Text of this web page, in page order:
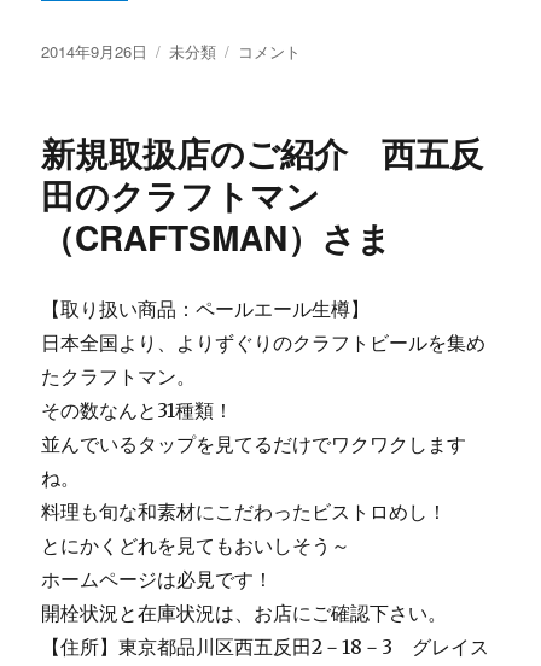
投
2014年9月26日
カ
ー
未分類
JRA60
創
20
周
年
記
し、
馬
で
ア
フ
ス
が
コメント
新規取扱店のご紹介 西五反
田のクラフトマン
（CRAFTSMAN）さま
【取り扱い商品：ペールエール生樽】
日本全国より、よりずぐりのクラフトビールを集め
たクラフトマン。
その数なんと31種類！
並んでいるタップを見てるだけでワクワクします
ね。
料理も旬な和素材にこだわったビストロめし！
とにかくどれを見てもおいしそう～
ホームページは必見です！
開栓状況と在庫状況は、お店にご確認下さい。
【住所】東京都品川区西五反田2－18－3 グレイス